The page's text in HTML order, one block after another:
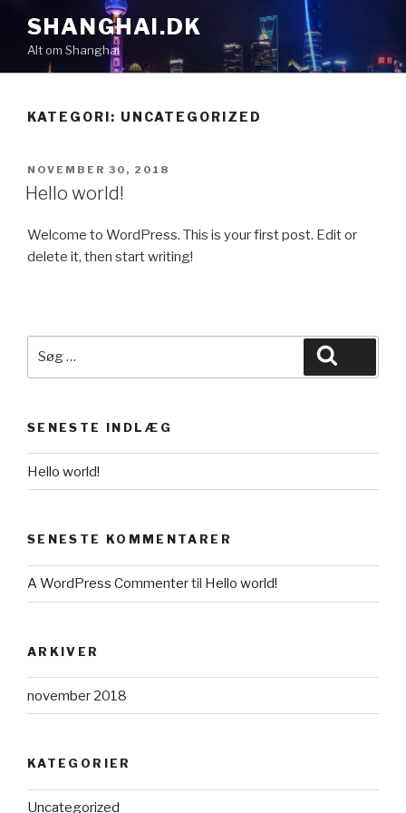
indhold
SHANGHAI.DK
Alt om Shanghai
KATEGORI: UNCATEGORIZED
UDGIVET
DEN
NOVEMBER 30, 2018
Hello world!
Welcome to WordPress. This is your first post. Edit or
delete it, then start writing!
efter:
SENESTE INDLÆG
Hello world!
SENESTE KOMMENTARER
A WordPress Commentertil Hello world!
ARKIVER
november 2018
KATEGORIER
Uncategorized